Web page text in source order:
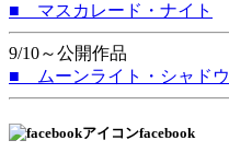
■ マスカレード・ナイト
9/10～公開作品
■ ムーンライト・シャドウ
facebook